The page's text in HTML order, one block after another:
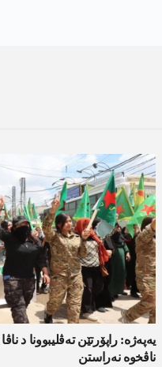
یەپەژە: راپۆرتێن تەڤلیبوونا د
ناڤخوە نەراستن